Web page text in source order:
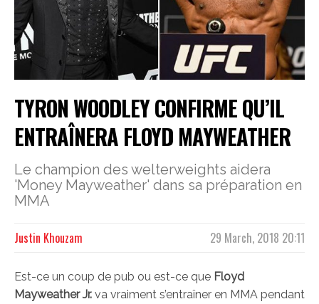
TYRON WOODLEY CONFIRME QU’IL
ENTRAÎNERA FLOYD MAYWEATHER
Le champion des welterweights aidera
'Money Mayweather' dans sa préparation en
MMA
29 March, 2018 20:11
Justin Khouzam
Est-ce un coup de pub ou est-ce que Floyd
Mayweather Jr. va vraiment s’entraîner en MMA pendant